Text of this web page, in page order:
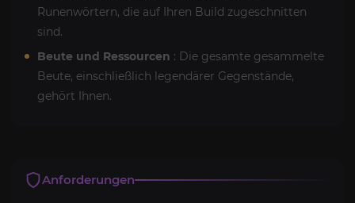
Runenwörtern, die auf Ihren Build zugeschnitten
sind.
Beute und Ressourcen : Die gesamte gesammelte
Beute, einschließlich legendärer Gegenstände,
gehört Ihnen.
Anforderungen